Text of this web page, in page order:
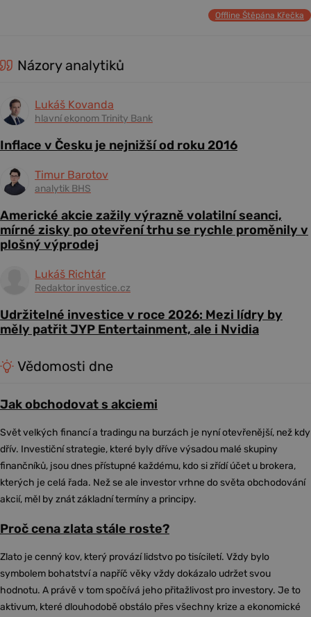
Offline Štěpána Křečka
Názory analytiků
Lukáš Kovanda
hlavní ekonom Trinity Bank
Inflace v Česku je nejnižší od roku 2016
Timur Barotov
analytik BHS
Americké akcie zažily výrazně volatilní seanci,
mírné zisky po otevření trhu se rychle proměnily v
plošný výprodej
Lukáš Richtár
Redaktor investice.cz
Udržitelné investice v roce 2026: Mezi lídry by
měly patřit JYP Entertainment, ale i Nvidia
Vědomosti dne
Jak obchodovat s akciemi
Svět velkých financí a tradingu na burzách je nyní otevřenější, než kdy
dřív. Investiční strategie, které byly dříve výsadou malé skupiny
finančníků, jsou dnes přístupné každému, kdo si zřídí účet u brokera,
kterých je celá řada. Než se ale investor vrhne do světa obchodování
akcií, měl by znát základní termíny a principy.
Proč cena zlata stále roste?
Zlato je cenný kov, který provází lidstvo po tisíciletí. Vždy bylo
symbolem bohatství a napříč věky vždy dokázalo udržet svou
hodnotu. A právě v tom spočívá jeho přitažlivost pro investory. Je to
aktivum, které dlouhodobě obstálo přes všechny krize a ekonomické